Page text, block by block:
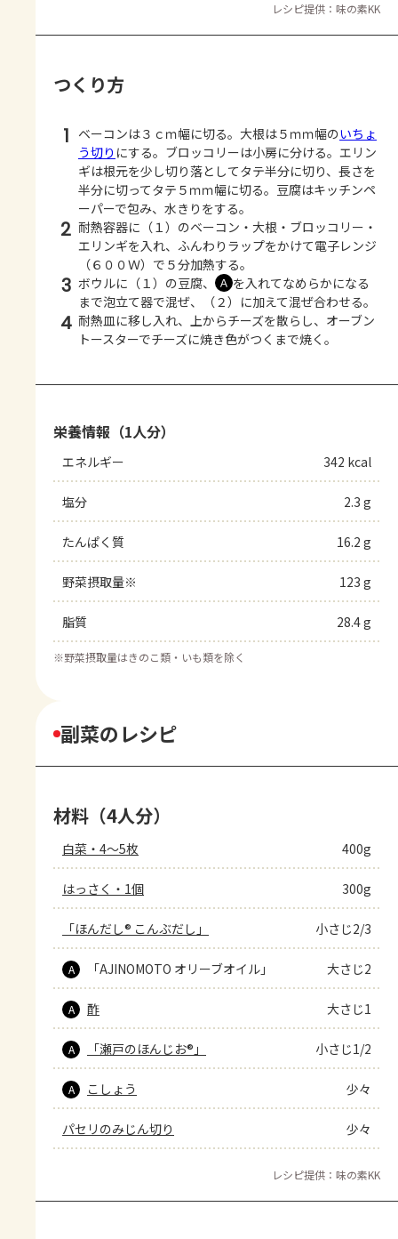
レシピ提供：味の素KK
つくり方
1 ベーコンは３ｃｍ幅に切る。大根は５ｍｍ幅のいちょ
う切り にする。ブロッコリーは小房に分ける。エリン
ギは根元を少し切り落としてタテ半分に切り、長さを
半分に切ってタテ５ｍｍ幅に切る。豆腐はキッチンペ
ーパーで包み、水きりをする。
2 耐熱容器に（１）のベーコン・大根・ブロッコリー・
エリンギを入れ、ふんわりラップをかけて電子レンジ
（６００Ｗ）で５分加熱する。
3 ボウルに（１）の豆腐、 Ａ を入れてなめらかになる
まで泡立て器で混ぜ、（２）に加えて混ぜ合わせる。
4 耐熱皿に移し入れ、上からチーズを散らし、オーブン
トースターでチーズに焼き色がつくまで焼く。
栄養情報（1人分）
エネルギー 342 kcal
塩分 2.3 g
たんぱく質 16.2 g
野菜摂取量※ 123 g
脂質 28.4 g
※野菜摂取量はきのこ類・いも類を除く
副菜のレシピ
材料（4人分）
白菜・4～5枚 400g
はっさく・1個 300g
「ほんだし® こんぶだし」 小さじ2/3
A 「AJINOMOTO オリーブオイル」 大さじ2
A 酢 大さじ1
A 「瀬戸のほんじお®」 小さじ1/2
A こしょう 少々
パセリのみじん切り 少々
レシピ提供：味の素KK